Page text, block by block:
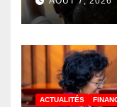
ACTUALITÉS